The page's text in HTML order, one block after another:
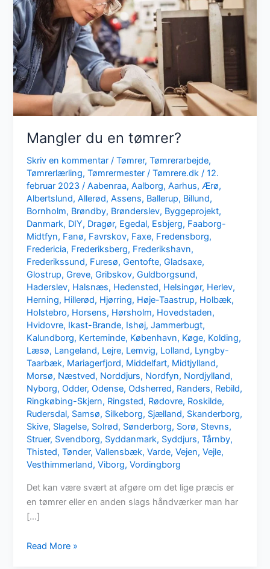
Mangler du en tømrer?
Skriv en kommentar /Tømrer,Tømrerarbejde,
Tømrerlærling,Tømrermester /Tømrere.dk/12.
februar 2023/Aabenraa,Aalborg,Aarhus,Ærø,
Albertslund,Allerød,Assens, Ballerup, Billund,
Bornholm, Brøndby, Brønderslev, Byggeprojekt,
Danmark, DIY, Dragør, Egedal, Esbjerg, Faaborg-
Midtfyn, Fanø, Favrskov, Faxe, Fredensborg,
Fredericia, Frederiksberg, Frederikshavn,
Frederikssund, Furesø,Gentofte,Gladsaxe,
Glostrup,Greve,Gribskov,Guldborgsund,
Haderslev, Halsnæs, Hedensted, Helsingør, Herlev,
Herning, Hillerød, Hjørring, Høje-Taastrup, Holbæk,
Holstebro, Horsens, Hørsholm, Hovedstaden,
Hvidovre, Ikast-Brande, Ishøj,Jammerbugt,
Kalundborg, Kerteminde, København, Køge, Kolding,
Læsø, Langeland, Lejre, Lemvig, Lolland, Lyngby-
Taarbæk, Mariagerfjord, Middelfart, Midtjylland,
Morsø, Næstved, Norddjurs, Nordfyn, Nordjylland,
Nyborg,Odder,Odense,Odsherred, Randers, Rebild,
Ringkøbing-Skjern, Ringsted, Rødovre, Roskilde,
Rudersdal, Samsø, Silkeborg, Sjælland, Skanderborg,
Skive, Slagelse, Solrød, Sønderborg, Sorø, Stevns,
Struer, Svendborg, Syddanmark, Syddjurs,Tårnby,
Thisted,Tønder,Vallensbæk,Varde,Vejen,Vejle,
Vesthimmerland,Viborg,Vordingborg
Det kan være svært at afgøre om det lige præcis er
en tømrer eller en anden slags håndværker man har
[…]
Mangler
Read More »